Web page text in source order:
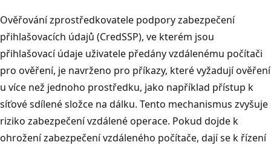
Ověřování zprostředkovatele podpory zabezpečení
přihlašovacích údajů (CredSSP), ve kterém jsou
přihlašovací údaje uživatele předány vzdálenému počítači
pro ověření, je navrženo pro příkazy, které vyžadují ověření
u více než jednoho prostředku, jako například přístup k
síťové sdílené složce na dálku. Tento mechanismus zvyšuje
riziko zabezpečení vzdálené operace. Pokud dojde k
ohrožení zabezpečení vzdáleného počítače, dají se k řízení